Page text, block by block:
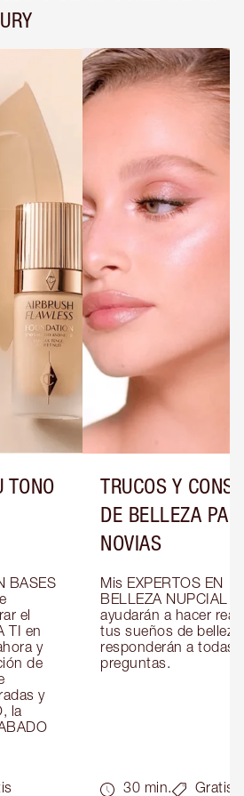
TONO
BASES
el
TI en
y
de
y
la
TRUCOS Y
DE BELLEZA
NOVIAS
Mis EXPERTOS EN
BELLEZA NUPCIAL te
ayudarán a hacer
tus sueños de belleza
responderán a todas
preguntas.
30 min. Gratis